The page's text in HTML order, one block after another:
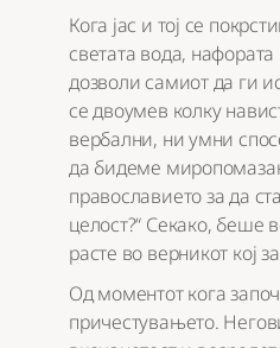
Кога јас и тој се
светата вода,
дозволи самиот да ги
се двоумев колку
вербални, ни умни
да бидеме
православието за да
целост?“ Секако, беше
расте во верникот кој
Од моментот кога
причестувањето.